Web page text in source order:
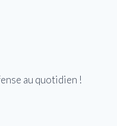
au quotidien !